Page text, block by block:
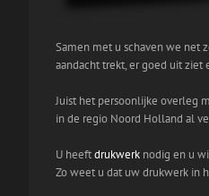
Samen met u schaven we net
aandacht trekt, er goed uit ziet
Juist het persoonlijke overleg
in de regio Noord Holland al
U heeftdrukwerk nodig en u
Zo weet u dat uw drukwerk in